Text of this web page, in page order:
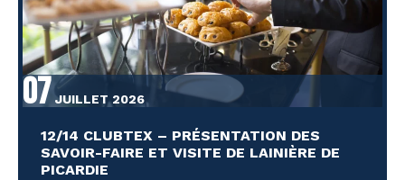
07 JUILLET 2026
12/14 CLUBTEX – PRÉSENTATION DES
SAVOIR-FAIRE ET VISITE DE LAINIÈRE DE
PICARDIE